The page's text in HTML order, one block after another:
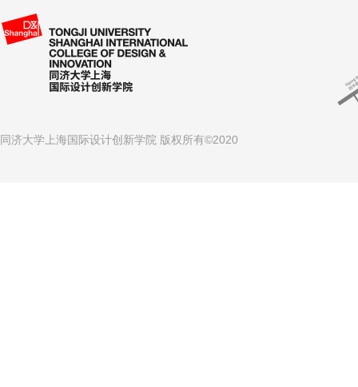
同济大学上海国际设计创新学院 版权所有©2020